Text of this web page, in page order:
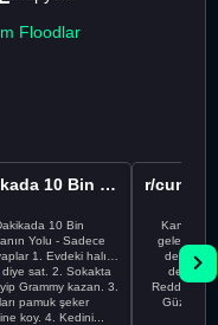
Floodlar
20 Dakikada 10 Bin Kazanmanın 100 Yanlış Yolu
10 Bin
Yolu - Sadece
halıyı
diye sat. 2. Sokakta
Grammy kazan. 3.
pamuk şeker
koy. 4. Kedini...
Kankalar,
geleni
değil, bu
destanı!
Reddit’te
Güzel